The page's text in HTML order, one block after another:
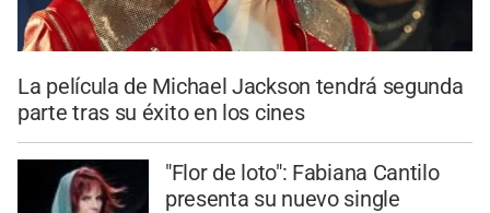
La película de Michael Jackson tendrá segunda
parte tras su éxito en los cines
"Flor de loto": Fabiana Cantilo
presenta su nuevo single